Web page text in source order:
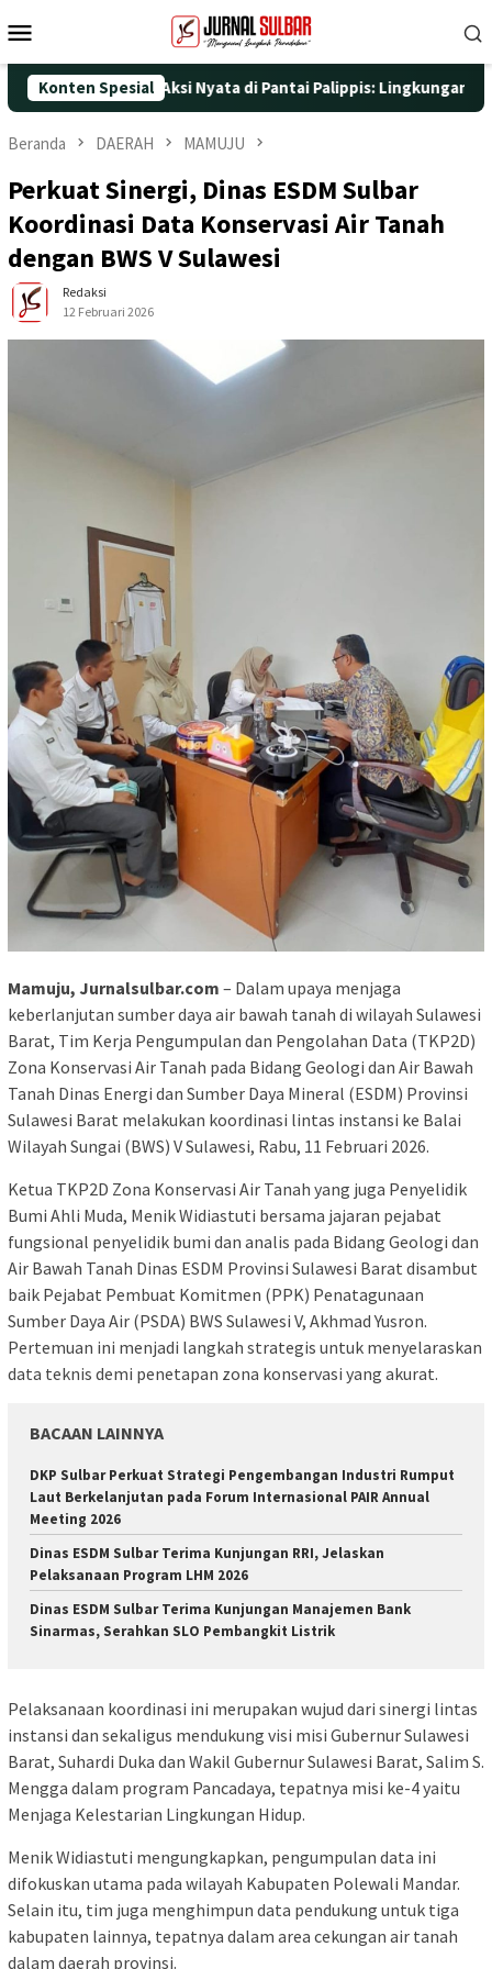
ke
Mobile
Konten Spesial
dengan Aksi Nyata di Pantai Palippis: Lingkungan dan
Beranda DAERAH MAMUJU
Perkuat Sinergi, Dinas ESDM Sulbar
Koordinasi Data Konservasi Air Tanah
dengan BWS V Sulawesi
Redaksi
12 Februari 2026
Mamuju, Jurnalsulbar.com – Dalam upaya menjaga
keberlanjutan sumber daya air bawah tanah di wilayah Sulawesi
Barat, Tim Kerja Pengumpulan dan Pengolahan Data (TKP2D)
Zona Konservasi Air Tanah pada Bidang Geologi dan Air Bawah
Tanah Dinas Energi dan Sumber Daya Mineral (ESDM) Provinsi
Sulawesi Barat melakukan koordinasi lintas instansi ke Balai
Wilayah Sungai (BWS) V Sulawesi, Rabu, 11 Februari 2026.
Ketua TKP2D Zona Konservasi Air Tanah yang juga Penyelidik
Bumi Ahli Muda, Menik Widiastuti bersama jajaran pejabat
fungsional penyelidik bumi dan analis pada Bidang Geologi dan
Air Bawah Tanah Dinas ESDM Provinsi Sulawesi Barat disambut
baik Pejabat Pembuat Komitmen (PPK) Penatagunaan
Sumber Daya Air (PSDA) BWS Sulawesi V, Akhmad Yusron.
Pertemuan ini menjadi langkah strategis untuk menyelaraskan
data teknis demi penetapan zona konservasi yang akurat.
BACAAN LAINNYA
DKP Sulbar Perkuat Strategi Pengembangan Industri Rumput
Laut Berkelanjutan pada Forum Internasional PAIR Annual
Meeting 2026
Dinas ESDM Sulbar Terima Kunjungan RRI, Jelaskan
Pelaksanaan Program LHM 2026
Dinas ESDM Sulbar Terima Kunjungan Manajemen Bank
Sinarmas, Serahkan SLO Pembangkit Listrik
Pelaksanaan koordinasi ini merupakan wujud dari sinergi lintas
instansi dan sekaligus mendukung visi misi Gubernur Sulawesi
Barat, Suhardi Duka dan Wakil Gubernur Sulawesi Barat, Salim S.
Mengga dalam program Pancadaya, tepatnya misi ke-4 yaitu
Menjaga Kelestarian Lingkungan Hidup.
Menik Widiastuti mengungkapkan, pengumpulan data ini
difokuskan utama pada wilayah Kabupaten Polewali Mandar.
Selain itu, tim juga menghimpun data pendukung untuk tiga
kabupaten lainnya, tepatnya dalam area cekungan air tanah
dalam daerah provinsi.